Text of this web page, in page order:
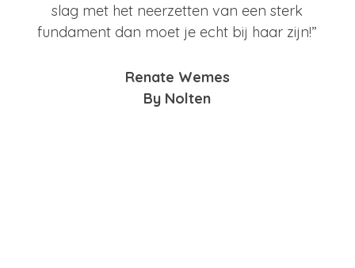
slag met het neerzetten van een sterk
fundament dan moet je echt bij haar zijn!”
Renate Wemes
By Nolten